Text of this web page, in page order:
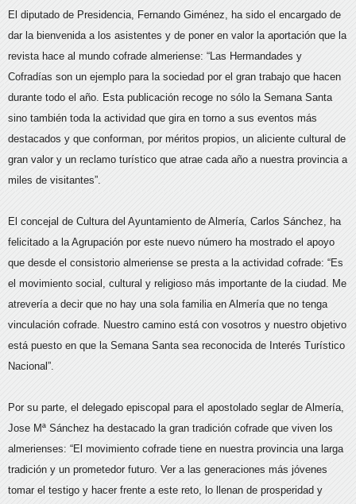
El diputado de Presidencia, Fernando Giménez, ha sido el encargado de
dar la bienvenida a los asistentes y de poner en valor la aportación que la
revista hace al mundo cofrade almeriense: “Las Hermandades y
Cofradías son un ejemplo para la sociedad por el gran trabajo que hacen
durante todo el año. Esta publicación recoge no sólo la Semana Santa
sino también toda la actividad que gira en torno a sus eventos más
destacados y que conforman, por méritos propios, un aliciente cultural de
gran valor y un reclamo turístico que atrae cada año a nuestra provincia a
miles de visitantes”.
El concejal de Cultura del Ayuntamiento de Almería, Carlos Sánchez, ha
felicitado a la Agrupación por este nuevo número ha mostrado el apoyo
que desde el consistorio almeriense se presta a la actividad cofrade: “Es
el movimiento social, cultural y religioso más importante de la ciudad. Me
atrevería a decir que no hay una sola familia en Almería que no tenga
vinculación cofrade. Nuestro camino está con vosotros y nuestro objetivo
está puesto en que la Semana Santa sea reconocida de Interés Turístico
Nacional”.
Por su parte, el delegado episcopal para el apostolado seglar de Almería,
Jose Mª Sánchez ha destacado la gran tradición cofrade que viven los
almerienses: “El movimiento cofrade tiene en nuestra provincia una larga
tradición y un prometedor futuro. Ver a las generaciones más jóvenes
tomar el testigo y hacer frente a este reto, lo llenan de prosperidad y